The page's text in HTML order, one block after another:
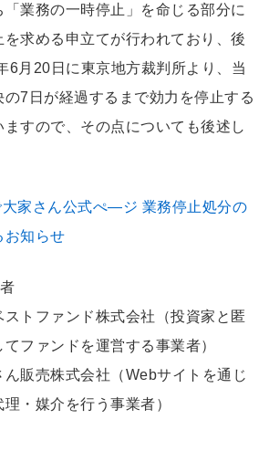
業務の一時停止」を命じる部分に
求める申立てが行われており、後
6月20日に東京地方裁判所より、当
7日が経過するまで効力を停止する
すので、その点についても後述し
大家さん公式ぺ―ジ 業務停止処分の
お知らせ
ストファンド株式会社（投資家と匿
ファンドを運営する事業者）
ん販売株式会社（Webサイトを通じ
・媒介を行う事業者）